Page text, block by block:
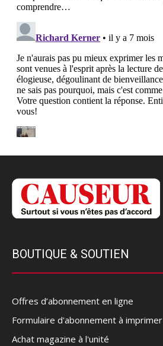
BOUTIQUE & SOUTIEN
Offres d’abonnement en ligne
Formulaire d'abonnement à imprimer
Achat magazine à l'unité